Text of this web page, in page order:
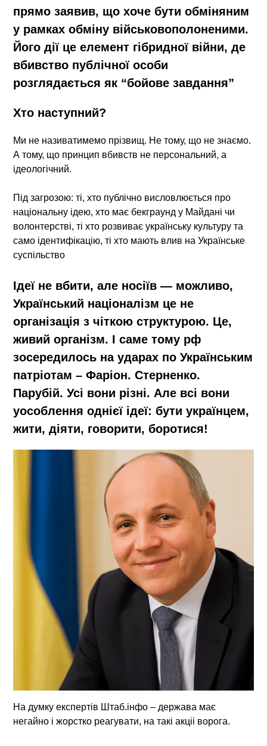
прямо заявив, що хоче бутиобміняним
у рамках обміну військовополоненими.
Його дії це елемент гібридної війни, де
вбивство публічної особи
розглядається як “бойове завдання”
Хто наступний?
Ми не називатимемо прізвищ. Не тому, що не знаємо.
А тому, що принцип вбивств не персональний, а
ідеологічний.
Під загрозою: ті, хто публічно висловлюється про
національну ідею, хто має бекграунд у Майдані чи
волонтерстві, ті хто розвиває українську культуру та
само ідентифікацію, ті хто мають влив на Українське
суспільство
Ідеї не вбити, але носіїв — можливо,
Український націоналізм це не
організація з чіткою структурою. Це,
живий організм. І саме тому рф
зосередилось на ударах по Українським
патріотам – Фаріон. Стерненко.
Парубій. Усі вони різні. Але всі вони
уособлення однієї ідеї: бути українцем,
жити, діяти, говорити, боротися!
На думку експертів Штаб.інфо – держава має
негайно і жорстко реагувати, на такі акціі ворога.